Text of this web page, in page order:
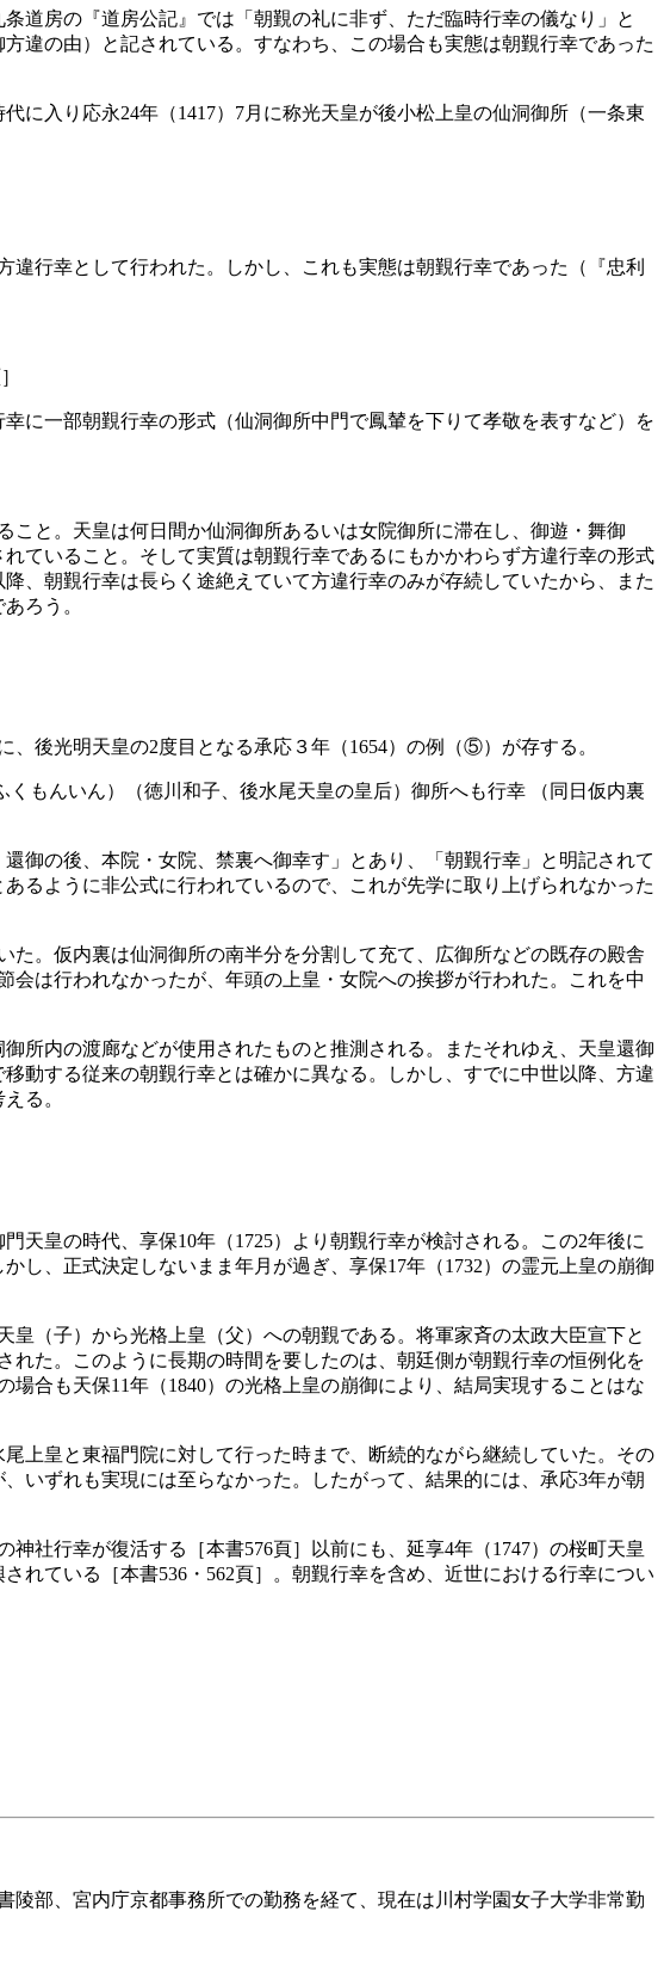
道房の『道房公記』では「朝覲の礼に非ず、ただ臨時行幸の儀なり」と
違の由）と記されている。すなわち、この場合も実態は朝覲行幸であった
に入り応永24年（1417）7月に称光天皇が後小松上皇の仙洞御所（一条東
行幸として行われた。しかし、これも実態は朝覲行幸であった（『忠利
に一部朝覲行幸の形式（仙洞御所中門で鳳輦を下りて孝敬を表すなど）を
と。天皇は何日間か仙洞御所あるいは女院御所に滞在し、御遊・舞御
ていること。そして実質は朝覲行幸であるにもかかわらず方違行幸の形式
、朝覲行幸は長らく途絶えていて方違行幸のみが存続していたから、また
ろう。
後光明天皇の2度目となる承応３年（1654）の例（⑤）が存する。
もんいん）（徳川和子、後水尾天皇の皇后）御所へも行幸 （同日仮内裏
御の後、本院・女院、禁裏へ御幸す」とあり、「朝覲行幸」と明記されて
るように非公式に行われているので、これが先学に取り上げられなかった
。仮内裏は仙洞御所の南半分を分割して充て、広御所などの既存の殿舎
は行われなかったが、年頭の上皇・女院への挨拶が行われた。これを中
所内の渡廊などが使用されたものと推測される。またそれゆえ、天皇還御
動する従来の朝覲行幸とは確かに異なる。しかし、すでに中世以降、方違
る。
天皇の時代、享保10年（1725）より朝覲行幸が検討される。この2年後に
し、正式決定しないまま年月が過ぎ、享保17年（1732）の霊元上皇の崩御
皇（子）から光格上皇（父）への朝覲である。将軍家斉の太政大臣宣下と
た。このように長期の時間を要したのは、朝廷側が朝覲行幸の恒例化を
合も天保11年（1840）の光格上皇の崩御により、結局実現することはな
上皇と東福門院に対して行った時まで、断続的ながら継続していた。その
いずれも実現には至らなかった。したがって、結果的には、承応3年が朝
社行幸が復活する［本書576頁］以前にも、延享4年（1747）の桜町天皇
れている［本書536・562頁］。朝覲行幸を含め、近世における行幸につい
陵部、宮内庁京都事務所での勤務を経て、現在は川村学園女子大学非常勤